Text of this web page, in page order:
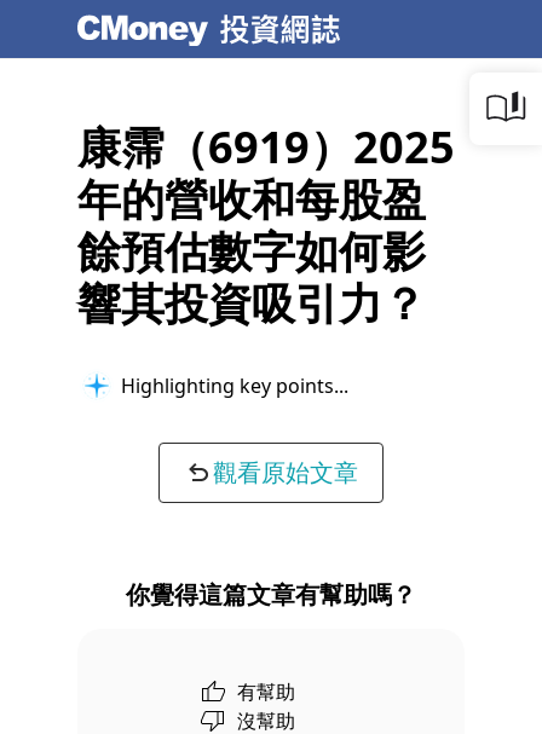
康霈（6919）2025
年的營收和每股盈
餘預估數字如何影
響其投資吸引力？
Highlighting key points...
觀看原始文章
你覺得這篇文章有幫助嗎？
有幫助
沒幫助